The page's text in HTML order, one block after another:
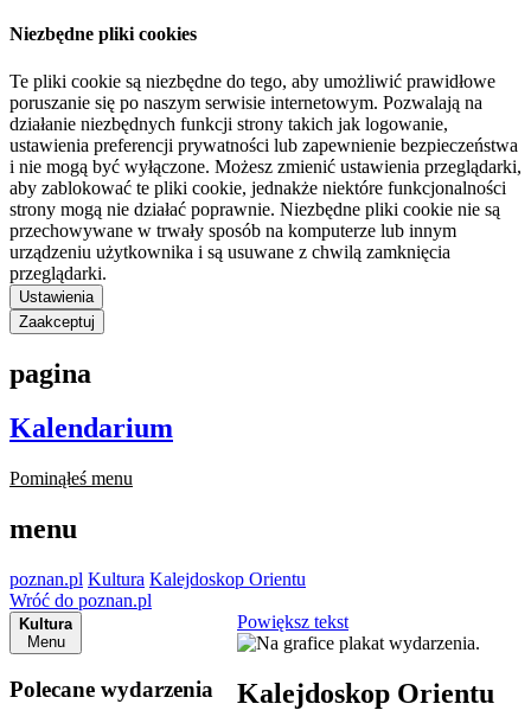
Niezbędne pliki cookies
Te pliki cookie są niezbędne do tego, aby umożliwić prawidłowe
poruszanie się po naszym serwisie internetowym. Pozwalają na
działanie niezbędnych funkcji strony takich jak logowanie,
ustawienia preferencji prywatności lub zapewnienie bezpieczeństwa
i nie mogą być wyłączone. Możesz zmienić ustawienia przeglądarki,
aby zablokować te pliki cookie, jednakże niektóre funkcjonalności
strony mogą nie działać poprawnie. Niezbędne pliki cookie nie są
przechowywane w trwały sposób na komputerze lub innym
urządzeniu użytkownika i są usuwane z chwilą zamknięcia
przeglądarki.
Ustawienia
Zaakceptuj
pagina
Kalendarium
Pominąłeś menu
menu
poznan.pl Kultura Kalejdoskop Orientu
Wróć do poznan.pl
Kultura
Menu
Polecane wydarzenia
Powiększ tekst
Kalejdoskop Orientu